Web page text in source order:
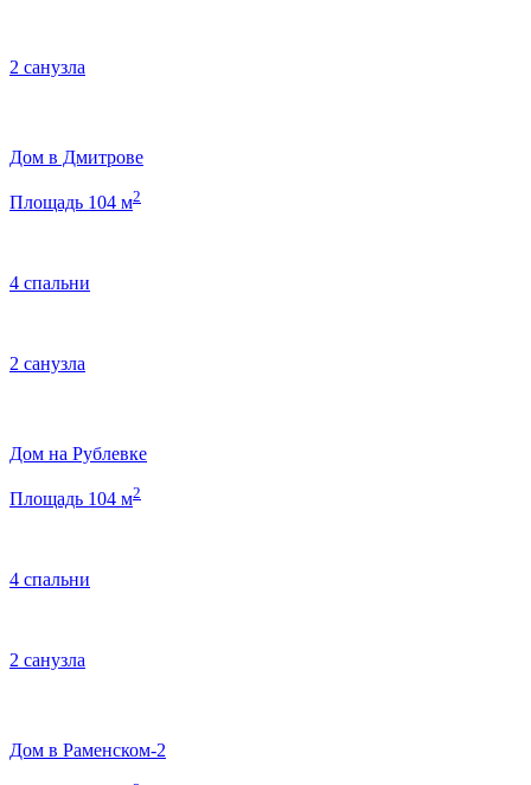
2 санузла
Дом в Дмитрове
Площадь 104 м2
4 спальни
2 санузла
Дом на Рублевке
Площадь 104 м2
4 спальни
2 санузла
Дом в Раменском-2